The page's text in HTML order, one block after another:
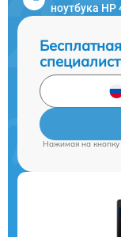
ноутбука HP
Нажимая на